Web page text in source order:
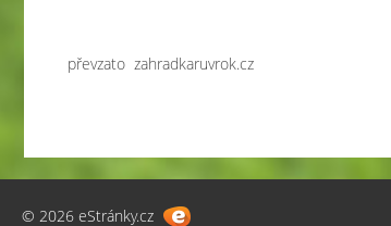
převzato zahradkaruvrok.cz
© 2026 eStránky.cz